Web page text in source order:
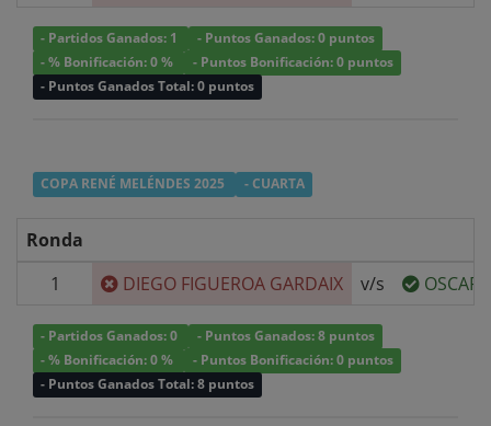
- Partidos Ganados: 1
- Puntos Ganados: 0 puntos
- % Bonificación: 0 %
- Puntos Bonificación: 0 puntos
- Puntos Ganados Total: 0 puntos
COPA RENÉ MELÉNDES 2025 - CUARTA
Ronda
1
DIEGO FIGUEROA GARDAIX v/s OSCAR
- Partidos Ganados: 0
- Puntos Ganados: 8 puntos
- % Bonificación: 0 %
- Puntos Bonificación: 0 puntos
- Puntos Ganados Total: 8 puntos